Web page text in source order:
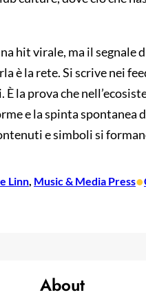
hit virale, ma il
è la rete. Si scrive nei
È la prova che
e la spinta spontanea
e simboli si
Linn, Music & Media Press•
About